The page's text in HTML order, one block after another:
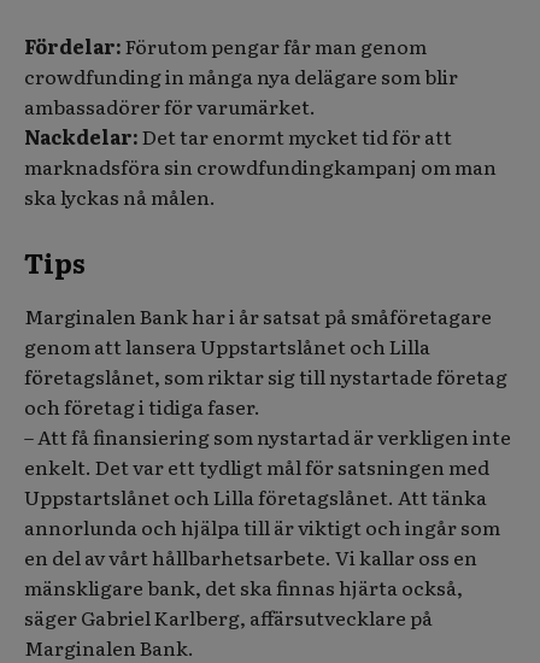
Fördelar:Förutom pengar får man genom
crowdfunding in många nya delägare som blir
ambassadörer för varumärket.
Nackdelar:Det tar enormt mycket tid för att
marknadsföra sin crowdfundingkampanj om man
ska lyckas nå målen.
Tips
Marginalen Bank har i år satsat på småföretagare
genom att lansera Uppstartslånet och Lilla
företagslånet, som riktar sig till nystartade företag
och företag i tidiga faser.
– Att få finansiering som nystartad är verkligen inte
enkelt. Det var ett tydligt mål för satsningen med
Uppstartslånet och Lilla företagslånet. Att tänka
annorlunda och hjälpa till är viktigt och ingår som
en del av vårt hållbarhetsarbete. Vi kallar oss en
mänskligare bank, det ska finnas hjärta också,
säger Gabriel Karlberg, affärsutvecklare på
Marginalen Bank.